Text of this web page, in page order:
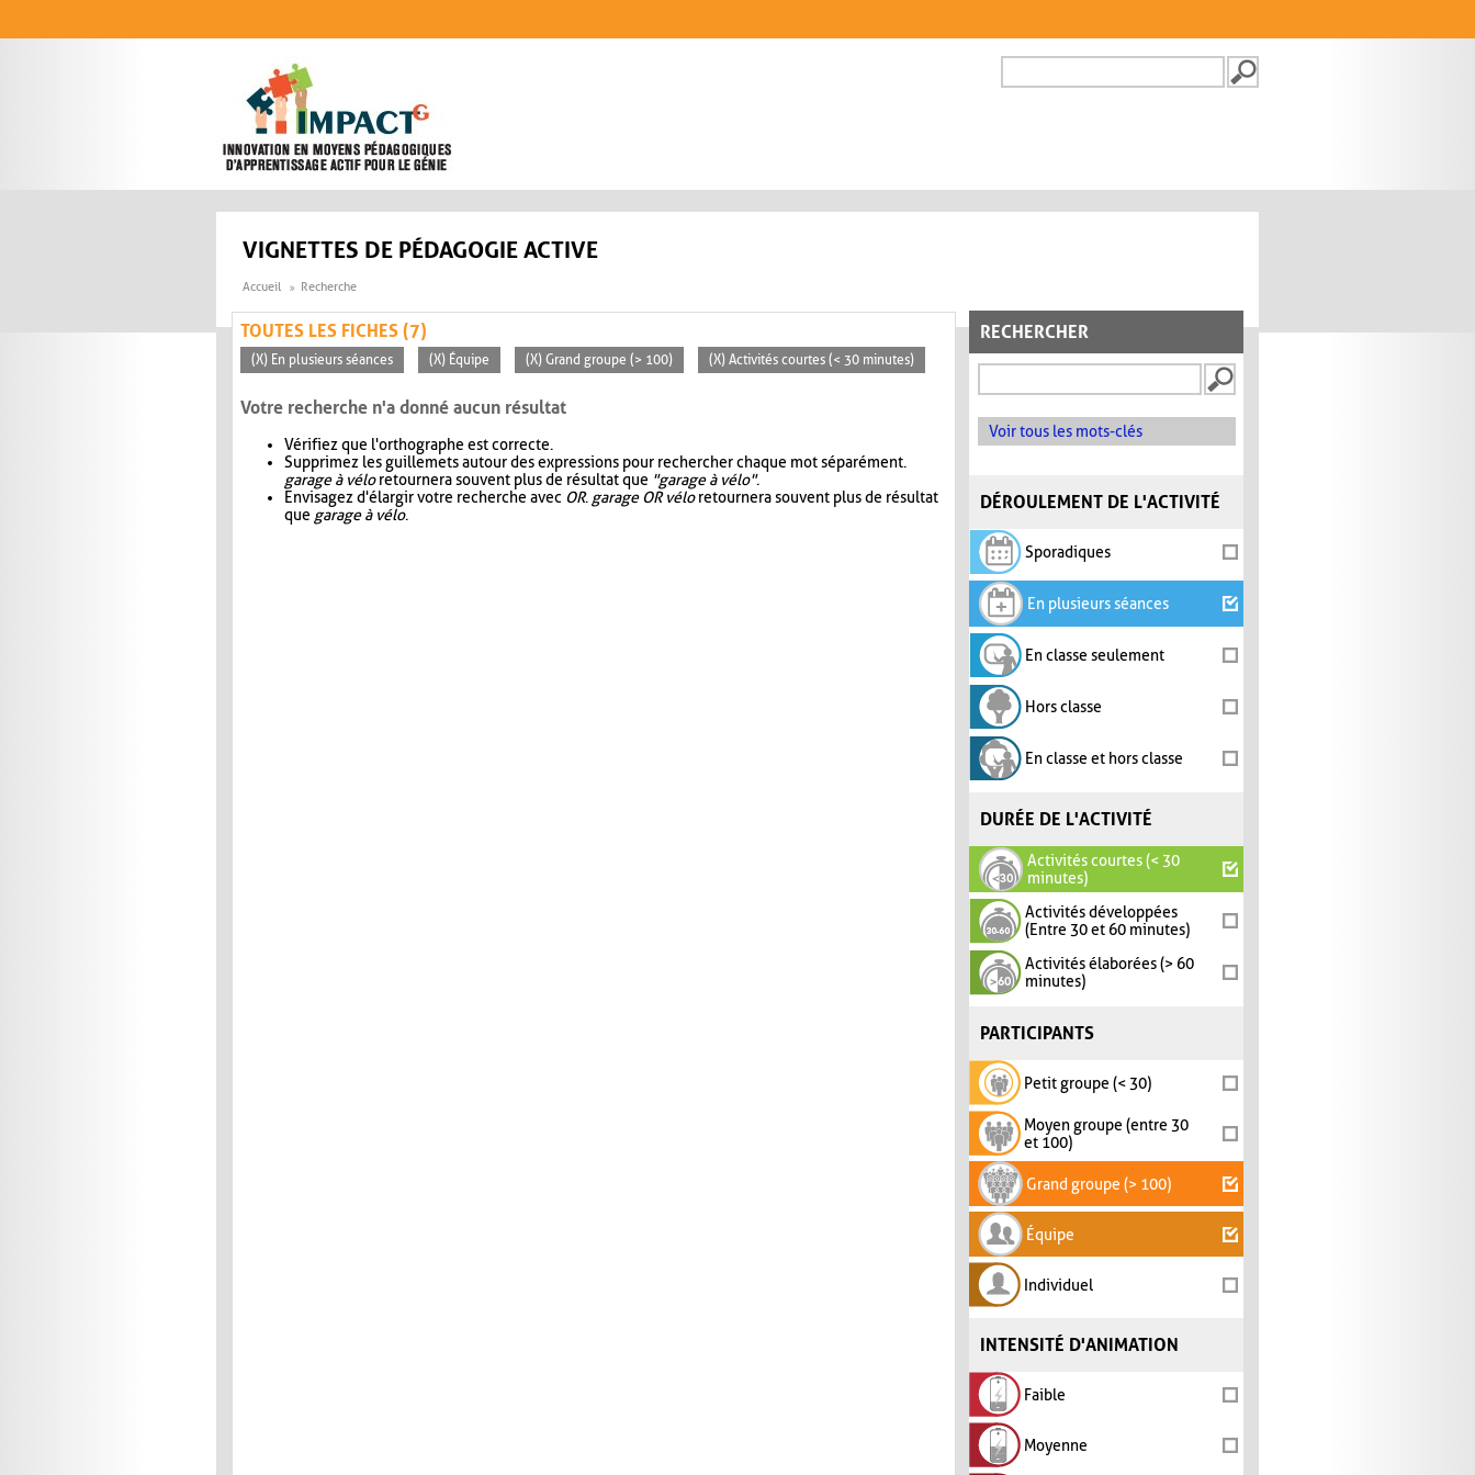
FORMULAIRE DE
VIGNETTES DE PÉDAGOGIE ACTIVE
Accueil Recherche
RECHERCHER
Voir tous les mots-clés
DÉROULEMENT DE L'ACTIVITÉ
Sporadiques
En plusieurs séances
En classe seulement
Hors classe
En classe et hors classe
DURÉE DE L'ACTIVITÉ
Activités courtes (< 30
minutes)
Activités développées
(Entre 30 et 60 minutes)
Activités élaborées (> 60
minutes)
PARTICIPANTS
Petit groupe (< 30)
Moyen groupe (entre 30
et 100)
Grand groupe (> 100)
Équipe
Individuel
INTENSITÉ D'ANIMATION
Faible
Moyenne
TOUTES LES FICHES (7)
(X) En plusieurs séances (X) Équipe (X) Grand groupe (> 100) (X) Activités courtes (< 30 minutes)
Votre recherche n'a donné aucun résultat
Vérifiez que l'orthographe est correcte.
Supprimez les guillemets autour des expressions pour rechercher chaque mot séparément.
garage à véloretournera souvent plus de résultat que "garage à vélo".
Envisagez d'élargir votre recherche avec OR. garage OR véloretournera souvent plus de résultat
que garage à vélo.